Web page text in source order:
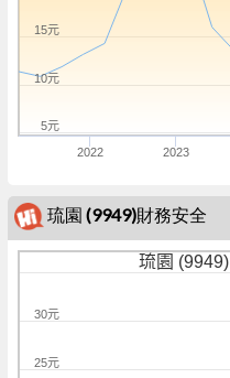
2022 2023
5元
10元
15元
琉園 (9949)財務安全
琉園 (9949)
25元
30元